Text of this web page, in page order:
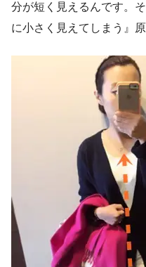
分が短く見えるんです。
に小さく見えてしまう』原